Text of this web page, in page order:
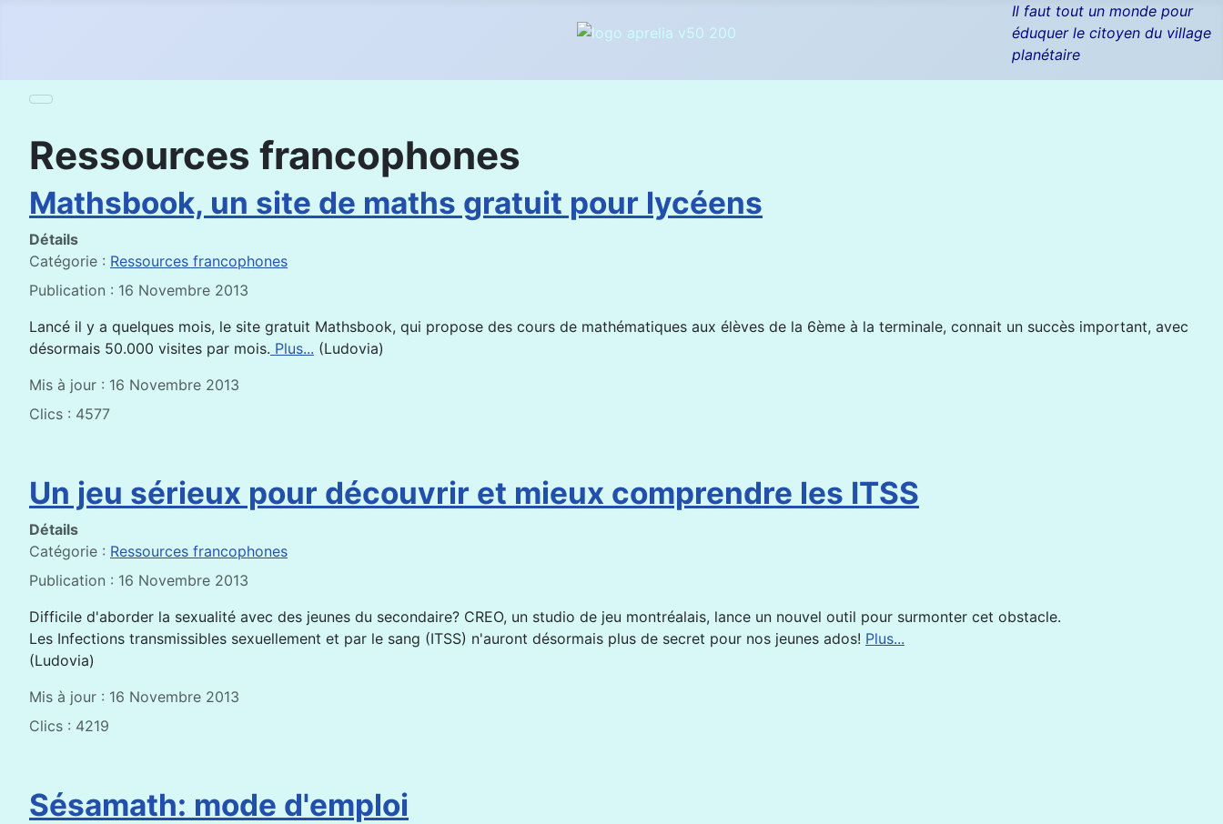
Il faut tout un monde pour
éduquer le citoyen du village
planétaire
Ressources francophones
Mathsbook, un site de maths gratuit pour lycéens
Détails
Catégorie : Ressources francophones
Publication : 16 Novembre 2013
Lancé il y a quelques mois, le site gratuit Mathsbook, qui propose des cours de mathématiques aux élèves de la 6ème à la terminale, connait un succès important, avec
désormais 50.000 visites par mois. Plus... (Ludovia)
Mis à jour : 16 Novembre 2013
Clics : 4577
Un jeu sérieux pour découvrir et mieux comprendre les ITSS
Détails
Catégorie : Ressources francophones
Publication : 16 Novembre 2013
Difficile d'aborder la sexualité avec des jeunes du secondaire? CREO, un studio de jeu montréalais, lance un nouvel outil pour surmonter cet obstacle.
Les Infections transmissibles sexuellement et par le sang (ITSS) n'auront désormais plus de secret pour nos jeunes ados! Plus...
(Ludovia)
Mis à jour : 16 Novembre 2013
Clics : 4219
Sésamath: mode d'emploi